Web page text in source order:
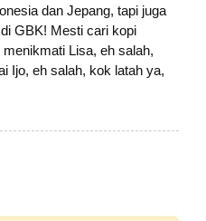
dan Jepang, tapi juga
GBK! Mesti cari kopi
Lisa, eh salah,
Ijo, eh salah, kok latah ya,